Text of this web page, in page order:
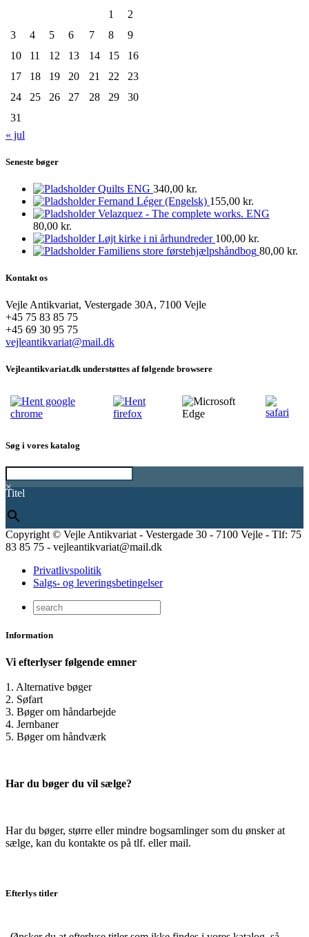
1
2
3
4 5 6 7 8
9
10
11 12 13 14 15
16
17
18 19 20 21 22
23
24
25 26 27 28 29
30
31
« jul
Seneste bøger
Quilts ENG 340,00 kr.
Fernand Léger (Engelsk) 155,00 kr.
Velazquez - The complete works. ENG
80,00 kr.
Løjt kirke i ni århundreder 100,00 kr.
Familiens store førstehjælpshåndbog 80,00 kr.
Kontakt os
Vejle Antikvariat, Vestergade 30A, 7100 Vejle
+45 75 83 85 75
+45 69 30 95 75
vejleantikvariat@mail.dk
Vejleantikvariat.dk understøttes af følgende browsere
Søg i vores katalog
×
Titel
Copyright © Vejle Antikvariat - Vestergade 30 - 7100 Vejle - Tlf: 75
83 85 75 - vejleantikvariat@mail.dk
Privatlivspolitik
Salgs- og leveringsbetingelser
Information
Vi efterlyser følgende emner
1. Alternative bøger
2. Søfart
3. Bøger om håndarbejde
4. Jernbaner
5. Bøger om håndværk
Har du bøger du vil sælge?
Har du bøger, større eller mindre bogsamlinger som du ønsker at
sælge, kan du kontakte os på tlf. eller mail.
Efterlys titler